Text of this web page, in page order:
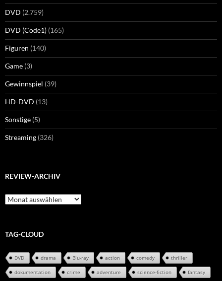
DVD (2.759)
DVD (Code1) (165)
Figuren (140)
Game (3)
Gewinnspiel (39)
HD-DVD (13)
Sonstige (5)
Streaming (326)
REVIEW-ARCHIV
Review-
Archiv
TAG-CLOUD
DVD drama Blu-ray action comedy thriller
dokumentation crime adventure science-fiction fantasy